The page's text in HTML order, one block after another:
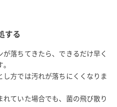
する
落ちてきたら、できるだけ早く
方では汚れが落ちにくくなりま
ていた場合でも、菌の飛び散り